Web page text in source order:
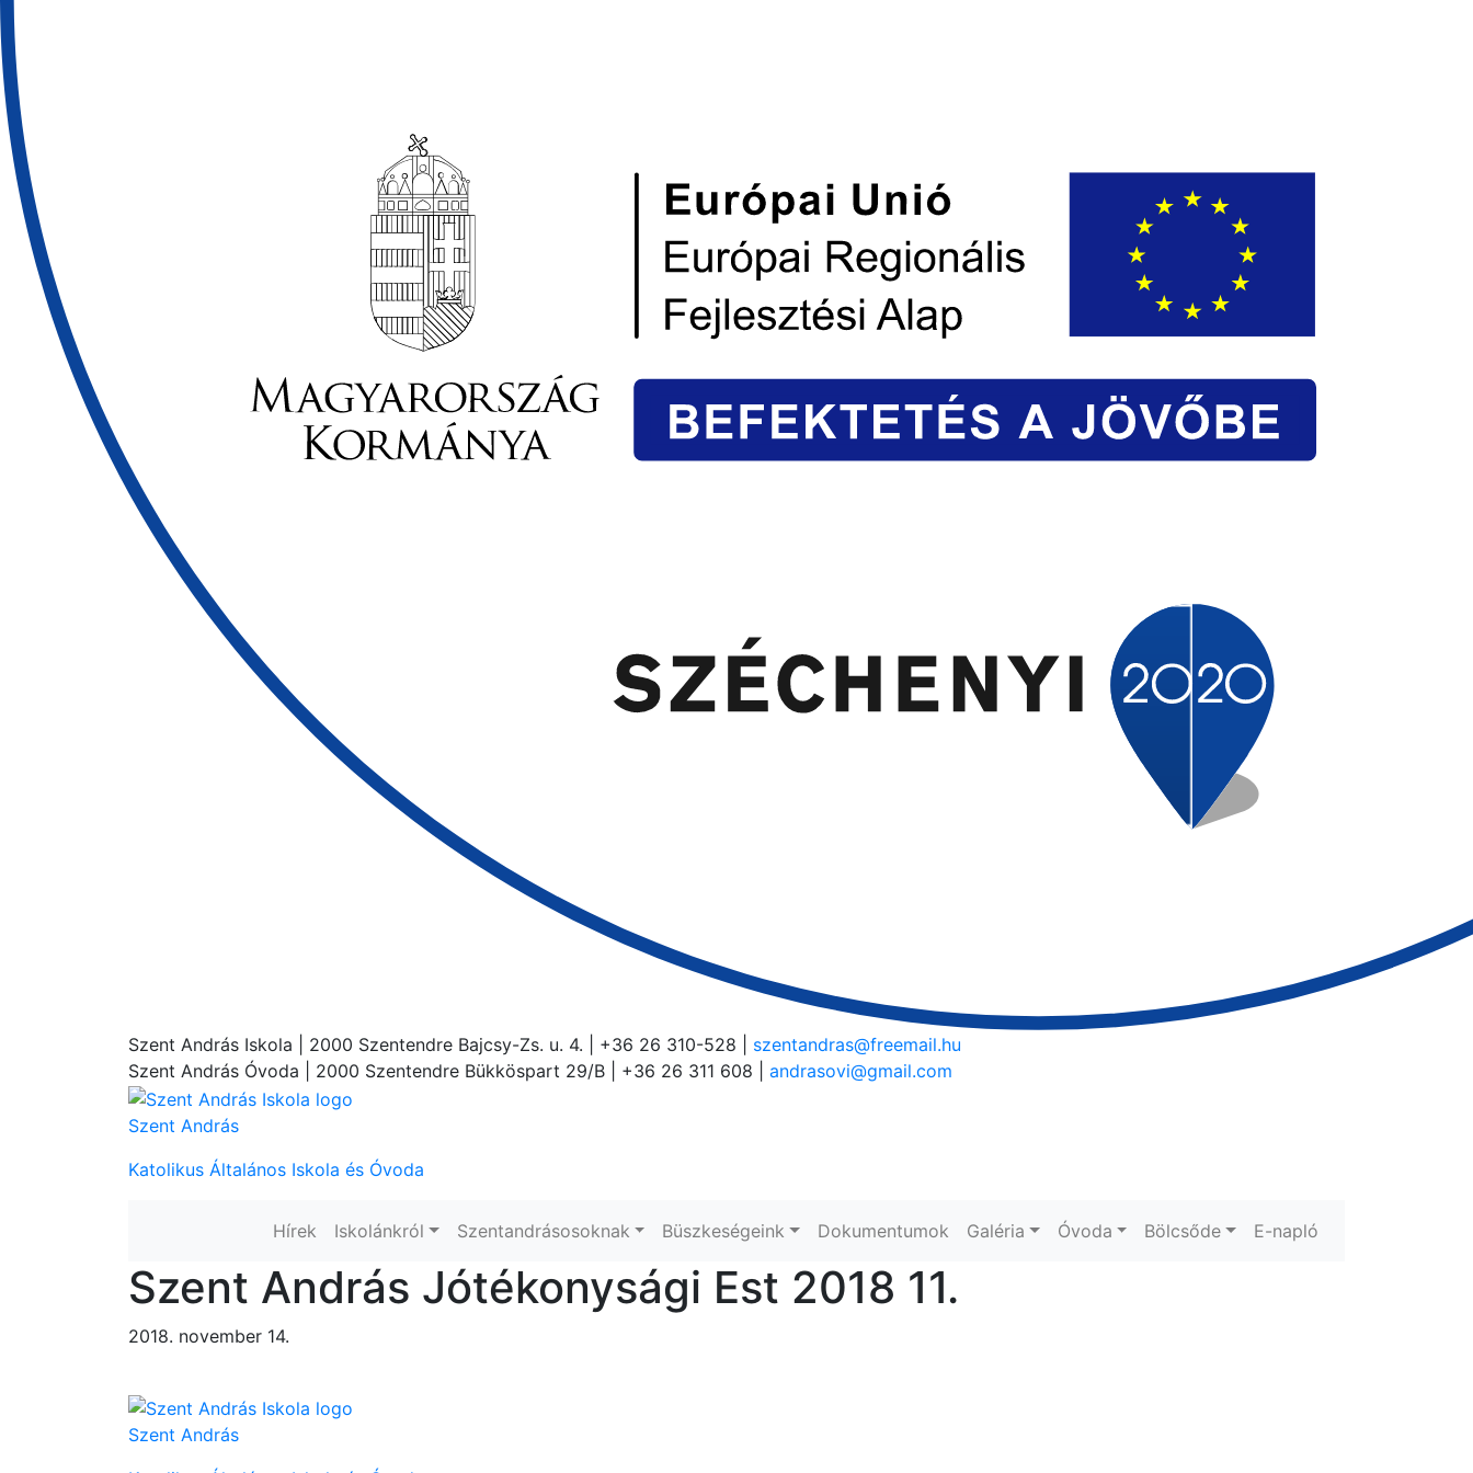
Szent András Iskola | 2000 Szentendre Bajcsy-Zs. u. 4. | +36 26 310-528 | szentandras@freemail.hu
Szent András Óvoda | 2000 Szentendre Bükköspart 29/B | +36 26 311 608 | andrasovi@gmail.com
Szent András
Katolikus Általános Iskola és Óvoda
Hírek Iskolánkról Szentandrásosoknak Büszkeségeink Dokumentumok Galéria Óvoda Bölcsőde E-napló
Szent András Jótékonysági Est 2018 11.
2018. november 14.
Szent András